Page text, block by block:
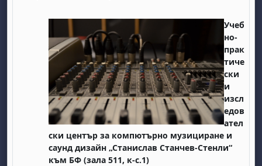
Учеб
но-
прак
тиче
ски
и
изсл
едов
ател
ски център за компютърно музициране и
саунд дизайн „Станислав Станчев-Стенли“
към БФ (зала 511, к-с.1)